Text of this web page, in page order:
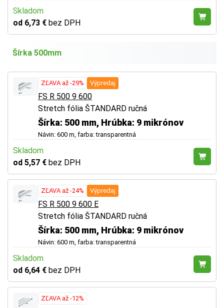
Skladom
od 6,73 € bez DPH
Šírka 500mm
ZĽAVA až -29% Výpredaj
FS R 500 9 600
Stretch fólia ŠTANDARD ručná
Šírka: 500 mm, Hrúbka: 9 mikrónov
Návin: 600 m, farba: transparentná
Skladom
od 5,57 € bez DPH
ZĽAVA až -24% Výpredaj
FS R 500 9 600 E
Stretch fólia ŠTANDARD ručná
Šírka: 500 mm, Hrúbka: 9 mikrónov
Návin: 600 m, farba: transparentná
Skladom
od 6,64 € bez DPH
ZĽAVA až -12%